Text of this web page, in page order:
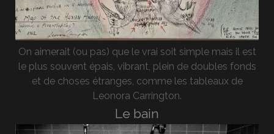
On aimerait (ou pas) que le vrai soit simple mais il est
le plus souvent épais, vibrant, plein de doubles fonds
et de choses étranges, comme les tableaux de
Leonora Carrington.
Le bain